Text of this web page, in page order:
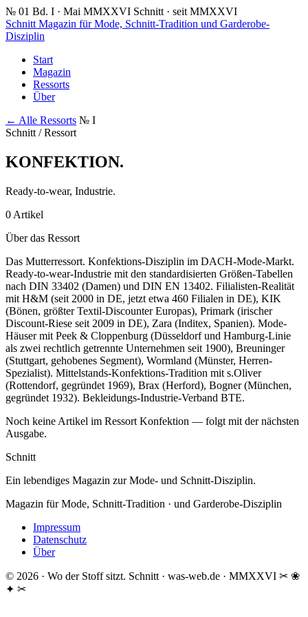
№ 01 Bd. I · Mai MMXXVI Schnitt · seit MMXXVI
Schnitt Magazin für Mode, Schnitt-Tradition und Garderobe-
Disziplin
Start
Magazin
Ressorts
Über
← Alle Ressorts № I
Schnitt / Ressort
KONFEKTION.
Ready-to-wear, Industrie.
0 Artikel
Über das Ressort
Das Mutterressort. Konfektions-Disziplin im DACH-Mode-Markt.
Ready-to-wear-Industrie mit den standardisierten Größen-Tabellen
nach DIN 33402 (Damen) und DIN EN 13402. Filialisten-Realität
mit H&M (seit 2000 in DE, jetzt etwa 460 Filialen in DE), KIK
(Bönen, größter Textil-Discounter Europas), Primark (irischer
Discount-Riese seit 2009 in DE), Zara (Inditex, Spanien). Mode-
Häuser mit Peek & Cloppenburg (Düsseldorf und Hamburg-Linie
als zwei rechtlich getrennte Unternehmen seit 1900), Breuninger
(Stuttgart, gehobenes Segment), Wormland (Münster, Herren-
Spezialist). Mittelstands-Konfektions-Tradition mit s.Oliver
(Rottendorf, gegründet 1969), Brax (Herford), Bogner (München,
gegründet 1932). Bekleidungs-Industrie-Verband BTE.
Noch keine Artikel im Ressort Konfektion — folgt mit der nächsten
Ausgabe.
Schnitt
Ein lebendiges Magazin zur Mode- und Schnitt-Disziplin.
Magazin für Mode, Schnitt-Tradition · und Garderobe-Disziplin
Impressum
Datenschutz
Über
© 2026 · Wo der Stoff sitzt. Schnitt · was-web.de · MMXXVI ✂ ❀
✦ ✂